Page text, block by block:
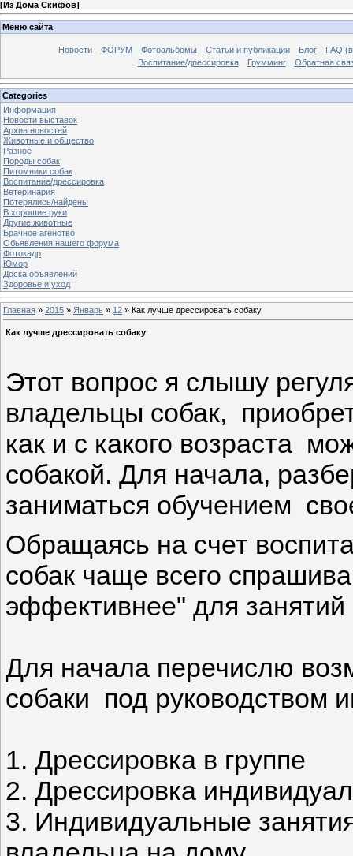
[Из Дома Скифов]
Меню сайта
Новости ФОРУМ Фотоальбомы Статьи и публикации Блог
FAQ
Воспитание/дрессировка
Грумминг Обратная
Categories
Информация
Новости выставок
Архив новостей
Животные и общество
Разное
Породы собак
Питомники собак
Воспитание/дрессировка
Ветеринария
Потерялись/найдены
В хорошие руки
Другие животные
Брачное агенство
Обьявления нашего форума
Фотокадр
Юмор
Доска объявлений
Здоровье и уход
Главная » 2015 » Январь » 12 » Как лучше дрессировать собаку
Как лучше дрессировать собаку
Этот вопрос я слышу
владельцы собак,
как и с какого возраста
собакой. Для начала,
заниматься обучением
Обращаясь на счет
собак чаще всего
эффективнее" для занятий
Для начала перечислю
собаки под руководством
1. Дрессировка в группе
2. Дрессировка
3. Индивидуальные